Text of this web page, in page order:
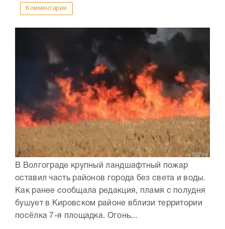
Комментарии
В Волгограде крупный ландшафтный пожар
оставил часть районов города без света и воды.
Как ранее сообщала редакция, пламя с полудня
бушует в Кировском районе вблизи территории
посёлка 7-я площадка. Огонь...